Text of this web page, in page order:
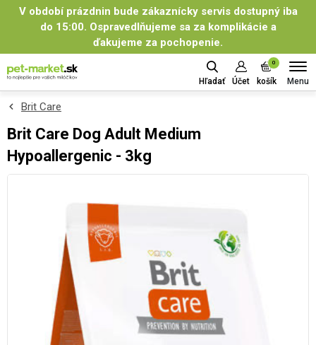
V období prázdnin bude zákaznícky servis dostupný iba
do 15:00. Ospravedlňujeme sa za komplikácie a
ďakujeme za pochopenie.
Hľadať Účet
0
košík Menu
Brit Care
Brit Care Dog Adult Medium
Hypoallergenic - 3kg